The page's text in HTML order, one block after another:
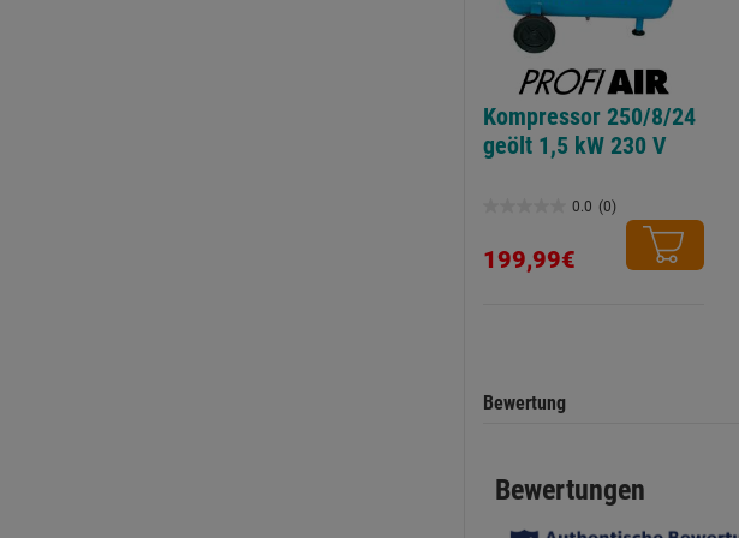
Kompressor 250/8/24
geölt 1,5 kW 230 V
0.0 (0)
von
199,99€
Bewertung